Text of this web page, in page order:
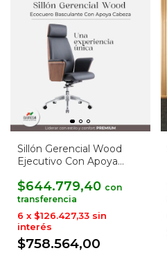
Sillón Gerencial Wood
Ejecutivo Con Apoya
$644.779,40 con
$758.564,00
6 x $126.427,33 sin
interés